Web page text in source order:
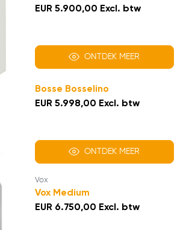
EUR 5.900,00 Excl. btw
ONTDEK MEER
Bosse Bosselino
EUR 5.998,00 Excl. btw
ONTDEK MEER
Vox
Vox Medium
EUR 6.750,00 Excl. btw